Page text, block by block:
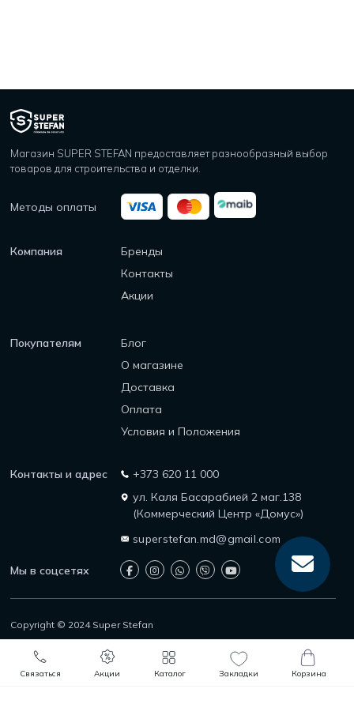
Связаться Акции Каталог Закладки
0
Корзина
В корзину
Магазин SUPER STEFAN предоставляет разнообразный выбор
товаров для строительства и отделки.
Методы оплаты
Компания
Бренды
Контакты
Акции
Покупателям
Блог
О магазине
Доставка
Оплата
Условия и Положения
Контакты и адрес
+373 620 11 000
ул. Каля Басарабией 2 маг.138
(Коммерческий Центр «Домус»)
superstefan.md@gmail.com
Мы в соцсетях
Copyright © 2024 Super Stefan
Защита прав потребителей
Политика возврата
Политика конфиденциальности